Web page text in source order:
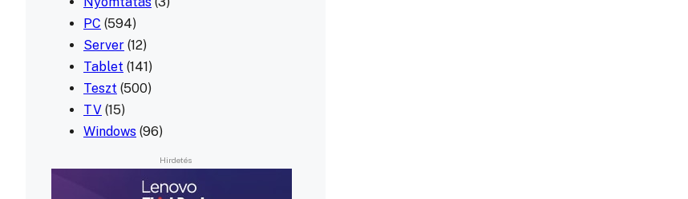
PC (594)
Server (12)
Tablet (141)
Teszt (500)
TV (15)
Windows (96)